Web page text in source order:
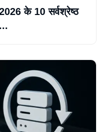
के 10 सर्वश्रेष्ठ